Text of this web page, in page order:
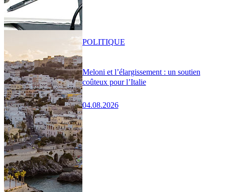
Meloni et l’élargissement : un soutien
coûteux pour l’Italie
04.08.2026
POLITIQUE